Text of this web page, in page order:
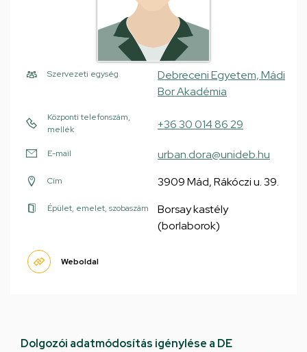
Szervezeti egység
Debreceni Egyetem, Mádi
Bor Akadémia
Központi telefonszám,
mellék
+36 30 014 86 29
E-mail urban.dora@unideb.hu
Cím 3909 Mád, Rákóczi u. 39.
Épület, emelet, szobaszám
Borsay kastély
(borlaborok)
Weboldal
Dolgozói adatmódosítás igénylése a DE